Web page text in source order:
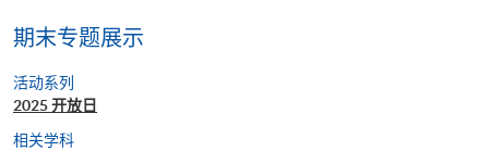
期末专题展示
活动系列
2025 开放日
相关学科